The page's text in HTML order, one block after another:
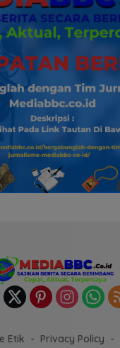
Etik Privacy Policy